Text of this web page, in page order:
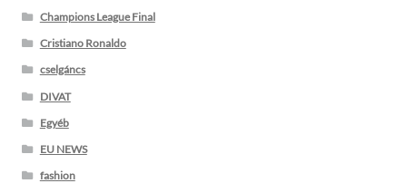
Champions League Final
Cristiano Ronaldo
cselgáncs
DIVAT
Egyéb
EU NEWS
fashion